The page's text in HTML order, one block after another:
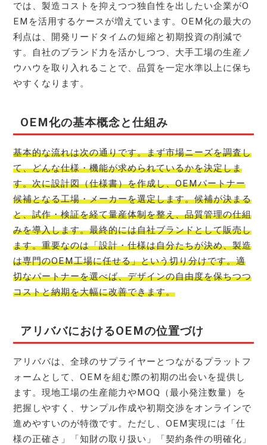
では、製造コストを抑えつつ独自性を出したい企業がO
EMを活用するケースが増えています。OEM化の最大の
利点は、開発リードタイムの短縮と初期投資の削減で
す。自社のブランド力を活かしつつ、大手工場の生産ノ
ウハウを取り入れることで、品質を一定水準以上に保ち
やすくなります。
OEM化の基本概念と仕組み
基本的な流れは次の通りです。まず市場ニーズを調査し
て、どんな仕様・機能が求められているかを決定しま
す。次に設計図（仕様書）を作成し、OEMパートナー
候補となる工場・メーカーを選定します。候補が決まる
と、試作・検証を経て量産体制を整え、品質管理の仕組
みを導入します。最終的には自社ブランドとして販売し
ます。重要なのは「設計・仕様は自分たちが決め、製造
は専門のOEM工場に任せる」という切り分けです。適
切なパートナーを選べば、デザインの自由度を保ちつつ
コストと納期を大幅に改善できます。
アリババにおけるOEMの位置づけ
アリババは、全球のサプライヤーとつながるプラットフ
ォームとして、OEMを組む際の初期の出会いを提供し
ます。現地工場の生産能力やMOQ（最小発注数量）を
把握しやすく、サンプル作成や初期交渉をオンラインで
進めやすいのが特徴です。ただし、OEM実現には「仕
様の正確さ」「知財の取り扱い」「契約条件の明確化」